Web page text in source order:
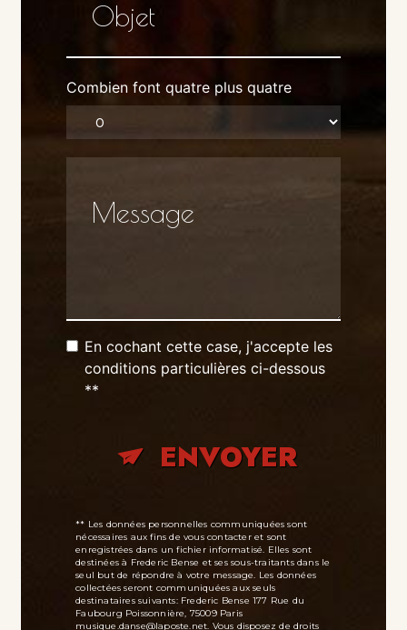
Combien font quatre plus quatre
En cochant cette case, j'accepte les
conditions particulières ci-dessous
**
ENVOYER
** Les données personnelles communiquées sont
nécessaires aux fins de vous contacter et sont
enregistrées dans un fichier informatisé. Elles sont
destinées à Frederic Bense et ses sous-traitants dans le
seul but de répondre à votre message. Les données
collectées seront communiquées aux seuls
destinataires suivants: Frederic Bense 177 Rue du
Faubourg Poissonnière, 75009 Paris
musique.danse@laposte.net. Vous disposez de droits